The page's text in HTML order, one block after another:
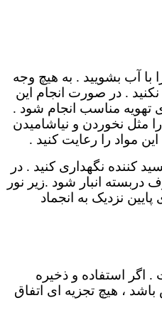
آب بشویید . به هیچ وجه
نکنید . در صورت انجام این
تهویه مناسب انجام شود .
مثل نخوردن و نیاشامیدن
مواد را رعایت کنید .
کننده نگهداری کنید . در
انبار شود .زیر نور
نزدیک به انجماد
اگر استفاده و ذخیره
، هیچ تجزیه ای اتفاق